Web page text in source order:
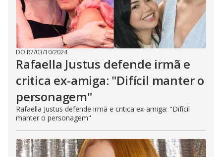
DO R7/03/10/2024
Rafaella Justus defende irmã e
critica ex-amiga: "Difícil manter o
personagem"
Rafaella Justus defende irmã e critica ex-amiga: "Difícil
manter o personagem"